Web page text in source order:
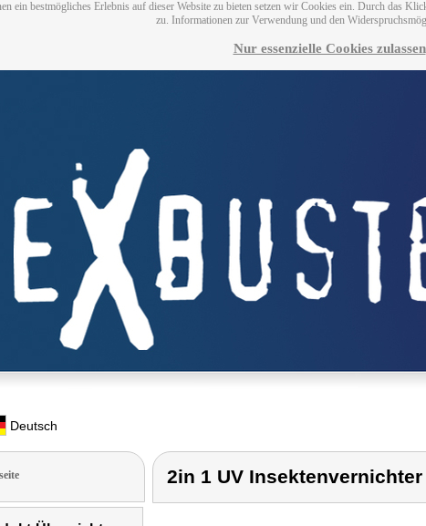
ein bestmögliches Erlebnis auf dieser Website zu bieten setzen wir Cookies ein. Durch das
zu. Informationen zur Verwendung und den
Nur essenzielle Cookies zulassen
Deutsch
2in 1 UV